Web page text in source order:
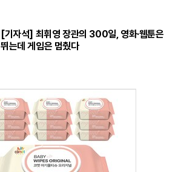
[기자석] 최휘영 장관의 300일, 영화·웹툰은
뛰는데 게임은 멈췄다